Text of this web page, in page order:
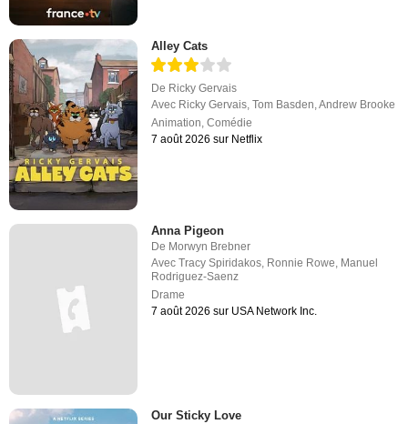
Alley Cats
De Ricky Gervais
Avec Ricky Gervais ,Tom Basden ,Andrew Brooke
Animation ,Comédie
7 août 2026 sur Netflix
Anna Pigeon
De Morwyn Brebner
AvecTracy Spiridakos, Ronnie Rowe, Manuel
Rodriguez-Saenz
Drame
7 août 2026 sur USA Network Inc.
Our Sticky Love